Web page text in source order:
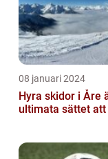
08 januari 2024
Hyra skidor i Åre
ultimata sättet